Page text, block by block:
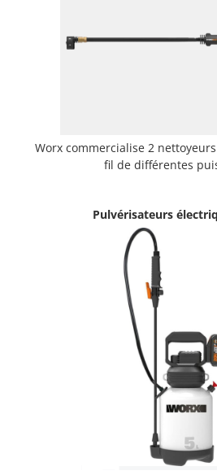
Worx commercialise 2
fil de différentes
Pulvérisateurs